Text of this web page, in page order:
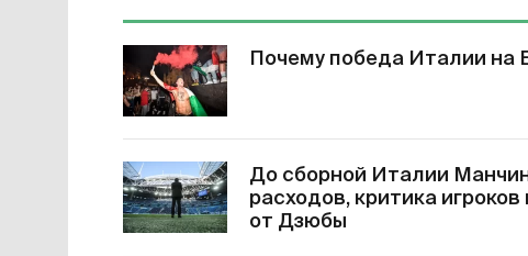
Почему победа Италии на
До сборной Италии
расходов, критика
от Дзюбы